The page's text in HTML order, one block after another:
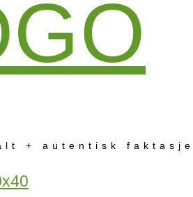
+ autentisk